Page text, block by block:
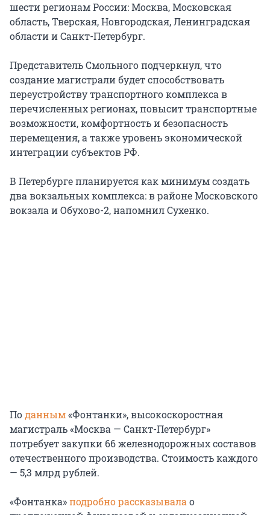
шести регионам России: Москва, Московская
область, Тверская, Новгородская, Ленинградская
области и Санкт-Петербург.
Представитель Смольного подчеркнул, что
создание магистрали будет способствовать
переустройству транспортного комплекса в
перечисленных регионах, повысит транспортные
возможности, комфортность и безопасность
перемещения, а также уровень экономической
интеграции субъектов РФ.
В Петербурге планируется как минимум создать
два вокзальных комплекса: в районе Московского
вокзала и Обухово-2, напомнил Сухенко.
Поданным«Фонтанки», высокоскоростная
магистраль «Москва — Санкт-Петербург»
потребует закупки 66 железнодорожных составов
отечественного производства. Стоимость каждого
— 5,3 млрд рублей.
«Фонтанка»подробно рассказывала о